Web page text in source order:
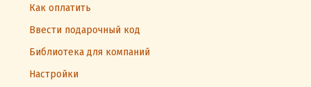
Как оплатить
Ввести подарочный код
Библиотека для компаний
Настройки